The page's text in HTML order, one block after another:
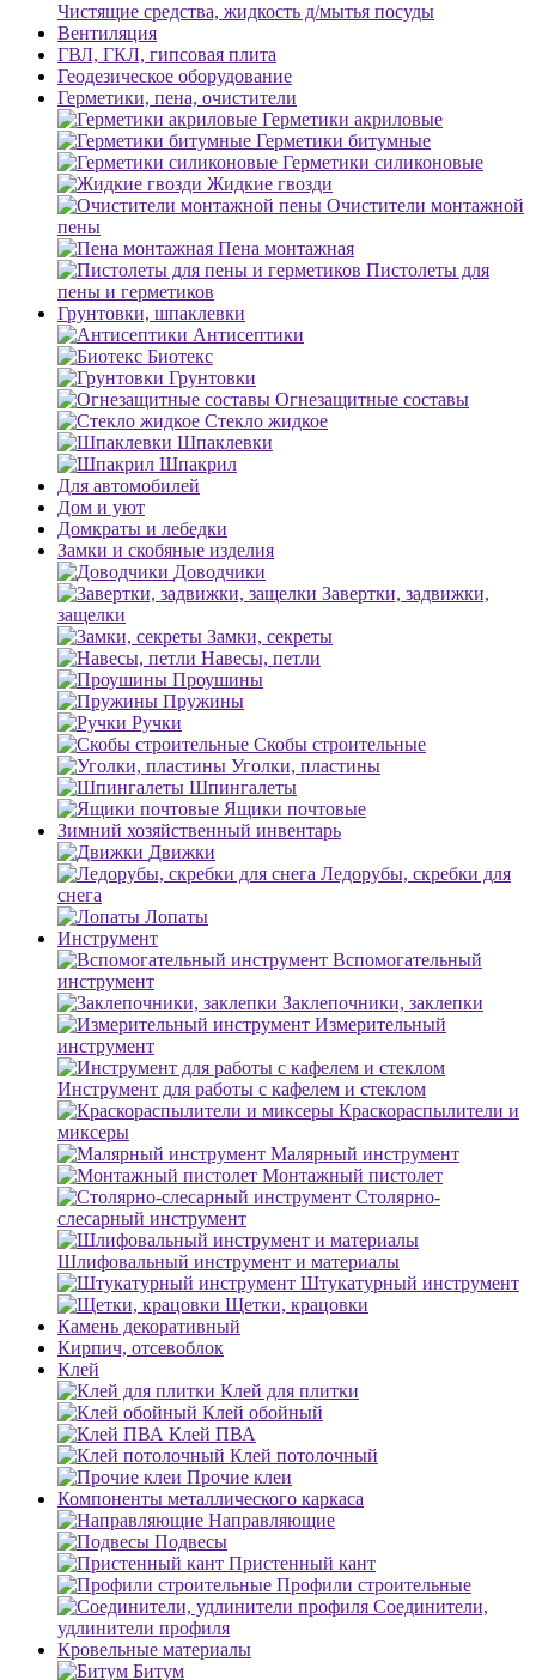
Чистящие средства, жидкость д/мытья посуды
Вентиляция
ГВЛ, ГКЛ, гипсовая плита
Геодезическое оборудование
Герметики, пена, очистители
Герметики акриловые
Герметики битумные
Герметики силиконовые
Жидкие гвозди
Очистители монтажной
пены
Пена монтажная
Пистолеты для
пены и герметиков
Грунтовки, шпаклевки
Антисептики
Биотекс
Грунтовки
Огнезащитные составы
Стекло жидкое
Шпаклевки
Шпакрил
Для автомобилей
Дом и уют
Домкраты и лебедки
Замки и скобяные изделия
Доводчики
Завертки, задвижки,
защелки
Замки, секреты
Навесы, петли
Проушины
Пружины
Ручки
Скобы строительные
Уголки, пластины
Шпингалеты
Ящики почтовые
Зимний хозяйственный инвентарь
Движки
Ледорубы, скребки для
снега
Лопаты
Инструмент
Вспомогательный
инструмент
Заклепочники, заклепки
Измерительный
инструмент
Инструмент для работы с кафелем и стеклом
Краскораспылители и
миксеры
Малярный инструмент
Монтажный пистолет
Столярно-
слесарный инструмент
Шлифовальный инструмент и материалы
Штукатурный инструмент
Щетки, крацовки
Камень декоративный
Кирпич, отсевоблок
Клей
Клей для плитки
Клей обойный
Клей ПВА
Клей потолочный
Прочие клеи
Компоненты металлического каркаса
Направляющие
Подвесы
Пристенный кант
Профили строительные
Соединители,
удлинители профиля
Кровельные материалы
Битум